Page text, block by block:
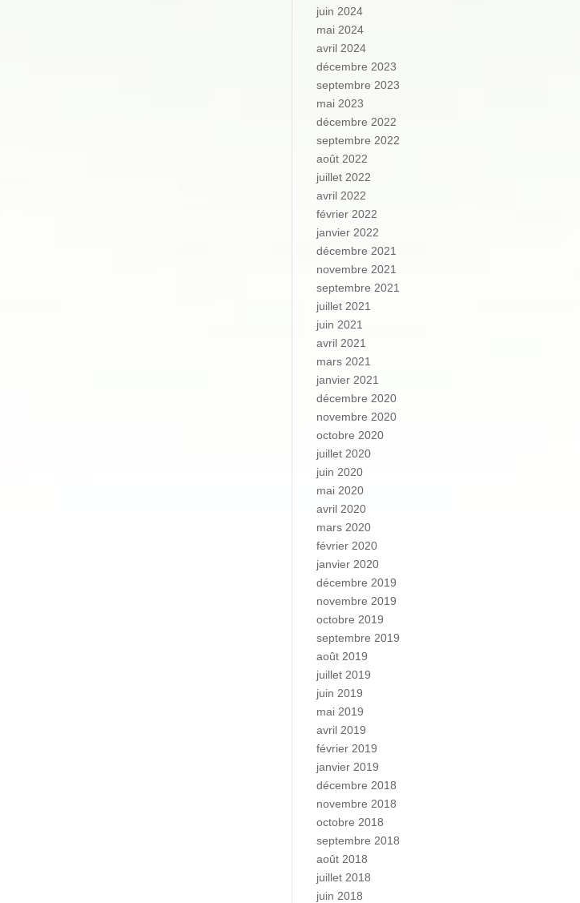
juin 2024
mai 2024
avril 2024
décembre 2023
septembre 2023
mai 2023
décembre 2022
septembre 2022
août 2022
juillet 2022
avril 2022
février 2022
janvier 2022
décembre 2021
novembre 2021
septembre 2021
juillet 2021
juin 2021
avril 2021
mars 2021
janvier 2021
décembre 2020
novembre 2020
octobre 2020
juillet 2020
juin 2020
mai 2020
avril 2020
mars 2020
février 2020
janvier 2020
décembre 2019
novembre 2019
octobre 2019
septembre 2019
août 2019
juillet 2019
juin 2019
mai 2019
avril 2019
février 2019
janvier 2019
décembre 2018
novembre 2018
octobre 2018
septembre 2018
août 2018
juillet 2018
juin 2018